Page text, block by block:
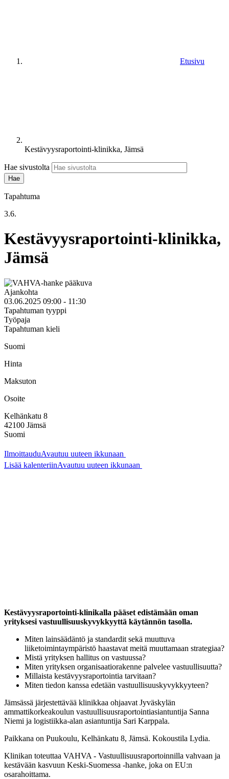
Etusivu
Kestävyysraportointi-klinikka, Jämsä
Hae sivustolta
Tapahtuma
3.6.
Kestävyysraportointi-klinikka,
Jämsä
Ajankohta
03.06.2025 09:00 - 11:30
Tapahtuman tyyppi
Työpaja
Tapahtuman kieli
Suomi
Hinta
Maksuton
Osoite
Kelhänkatu 8
42100 Jämsä
Suomi
IlmoittauduAvautuu uuteen ikkunaan
Lisää kalenteriinAvautuu uuteen ikkunaan
Kestävyysraportointi-klinikalla pääset edistämään oman
yrityksesi vastuullisuuskyvykkyyttä käytännön tasolla.
Miten lainsäädäntö ja standardit sekä muuttuva
liiketoimintaympäristö haastavat meitä muuttamaan strategiaa?
Mistä yrityksen hallitus on vastuussa?
Miten yrityksen organisaatiorakenne palvelee vastuullisuutta?
Millaista kestävyysraportointia tarvitaan?
Miten tiedon kanssa edetään vastuullisuuskyvykkyyteen?
Jämsässä järjestettävää klinikkaa ohjaavat Jyväskylän
ammattikorkeakoulun vastuullisuusraportointiasiantuntija Sanna
Niemi ja logistiikka-alan asiantuntija Sari Karppala.
Paikkana on Puukoulu, Kelhänkatu 8, Jämsä. Kokoustila Lydia.
Klinikan toteuttaa VAHVA - Vastuullisuusraportoinnilla vahvaan ja
kestävään kasvuun Keski-Suomessa -hanke, joka on EU:n
osarahoittama.